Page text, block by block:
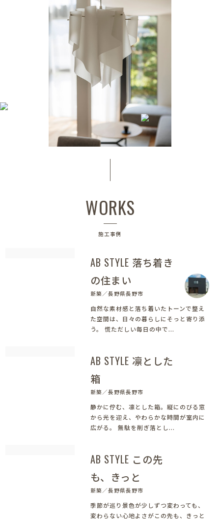
WORKS
施工事例
AB STYLE 落ち着き
の住まい
新築／長野県長野市
自然な素材感と落ち着いたトーンで整え
た空間は、日々の暮らしにそっと寄り添
う。 慌ただしい毎日の中で...
AB STYLE 凛とした
箱
新築／長野県長野市
静かに佇む、凛とした箱。縦にのびる窓
から光を迎え、やわらかな時間が室内に
広がる。 無駄を削ぎ落とし...
AB STYLE この先
も、きっと
新築／長野県長野市
季節が巡り景色が少しずつ変わっても、
変わらない心地よさがこの先も、きっと